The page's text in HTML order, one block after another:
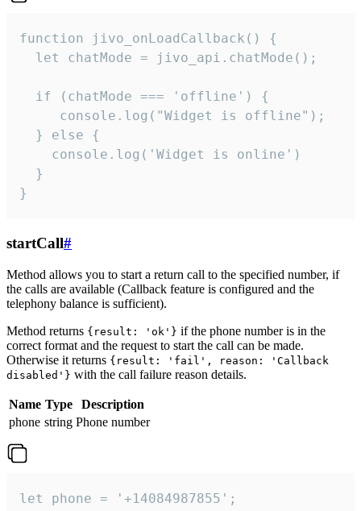
function jivo_onLoadCallback() {
  let chatMode = jivo_api.chatMode();
  if (chatMode === 'offline') {
     console.log("Widget is offline");
  } else {
    console.log('Widget is online')
  }
}
startCall#
Method allows you to start a return call to the specified number, if
the calls are available (Callback feature is configured and the
telephony balance is sufficient).
Method returns {result: 'ok'} if the phone number is in the
correct format and the request to start the call can be made.
Otherwise it returns {result: 'fail', reason: 'Callback
disabled'} with the call failure reason details.
Name Type
Description
phone string Phone number
let phone = '+14084987855';